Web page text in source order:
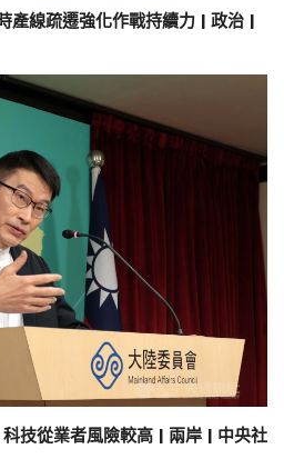
線疏遷強化作戰持續力 | 政治 |
技從業者風險較高 | 兩岸 | 中央社